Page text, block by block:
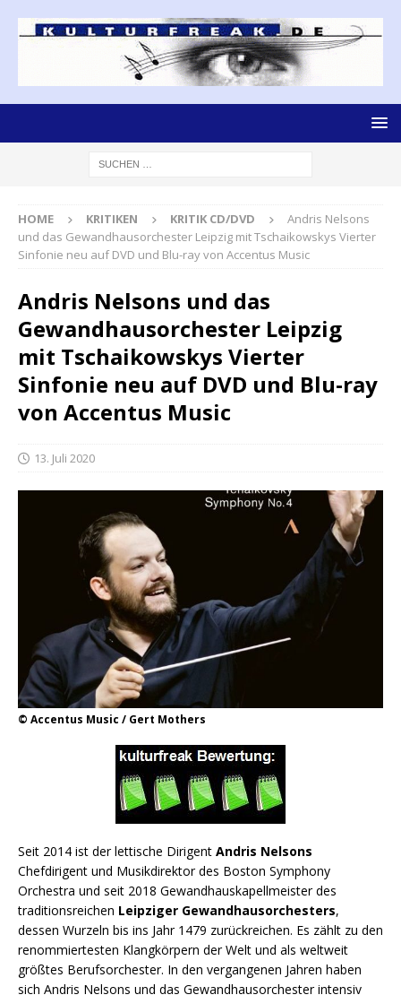
HOME KRITIKEN KRITIK CD/DVD
Andris Nelsons
und das Gewandhausorchester Leipzig mit Tschaikowskys Vierter
Sinfonie neu auf DVD und Blu-ray von Accentus Music
Andris Nelsons und das
Gewandhausorchester Leipzig
mit Tschaikowskys Vierter
Sinfonie neu auf DVD und Blu-ray
von Accentus Music
13. Juli 2020
© Accentus Music / Gert Mothers
Seit 2014 ist der lettische Dirigent Andris Nelsons
Chefdirigent und Musikdirektor des Boston Symphony
Orchestra und seit 2018 Gewandhauskapellmeister des
traditionsreichen Leipziger Gewandhausorchesters,
dessen Wurzeln bis ins Jahr 1479 zurückreichen. Es zählt zu den
renommiertesten Klangkörpern der Welt und als weltweit
größtes Berufsorchester. In den vergangenen Jahren haben
sich Andris Nelsons und das Gewandhausorchester intensiv